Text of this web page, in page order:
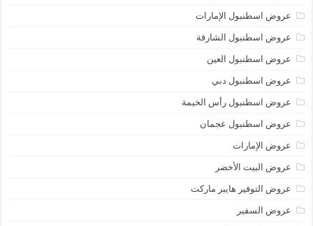
عروض اسطنبول الإمارات
عروض اسطنبول الشارقة
عروض اسطنبول العين
عروض اسطنبول دبي
عروض اسطنبول رأس الخيمة
عروض اسطنبول عجمان
عروض الإمارات
عروض البيت الأخضر
عروض التوفير هايبر ماركت
عروض السفير